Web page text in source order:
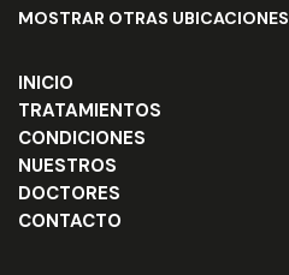
MOSTRAR OTRAS UBICACIONES
INICIO
TRATAMIENTOS
CONDICIONES
NUESTROS
DOCTORES
CONTACTO